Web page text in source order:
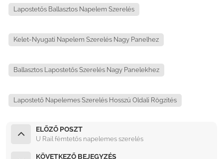
Lapostetős Ballasztos Napelem Szerelés
Kelet-Nyugati Napelem Szerelés Nagy Panelhez
Ballasztos Lapostetős Szerelés Nagy Panelekhez
Lapostető Napelemes Szerelés Hosszú Oldali Rögzítés
ELŐZŐ POSZT
U Rail fémtetős napelemes szerelés
KÖVETKEZŐ BEJEGYZÉS